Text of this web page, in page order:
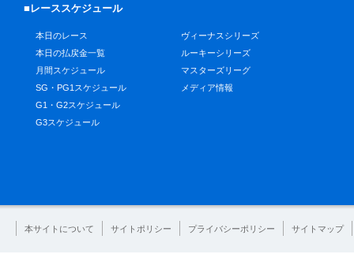
■レーススケジュール
本日のレース
本日の払戻金一覧
月間スケジュール
SG・PG1スケジュール
G1・G2スケジュール
G3スケジュール
ヴィーナスシリーズ
ルーキーシリーズ
マスターズリーグ
メディア情報
本サイトについて サイトポリシー プライバシーポリシー サイトマップ